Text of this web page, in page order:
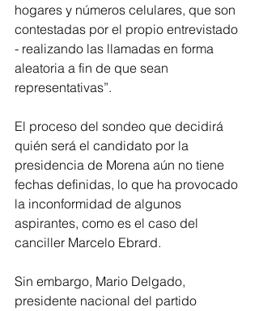
hogares y números celulares, que son
contestadas por el propio entrevistado
- realizando las llamadas en forma
aleatoria a fin de que sean
representativas”.
El proceso del sondeo que decidirá
quién será el candidato por la
presidencia de Morena aún no tiene
fechas definidas, lo que ha provocado
la inconformidad de algunos
aspirantes, como es el caso del
canciller Marcelo Ebrard.
Sin embargo, Mario Delgado,
presidente nacional del partido